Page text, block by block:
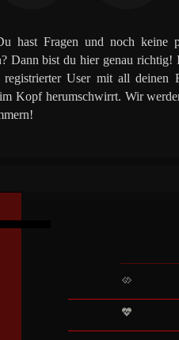
hast Fragen und noch keine
Dann bist du hier genau richtig!
User mit all deinen
Kopf herumschwirrt. Wir